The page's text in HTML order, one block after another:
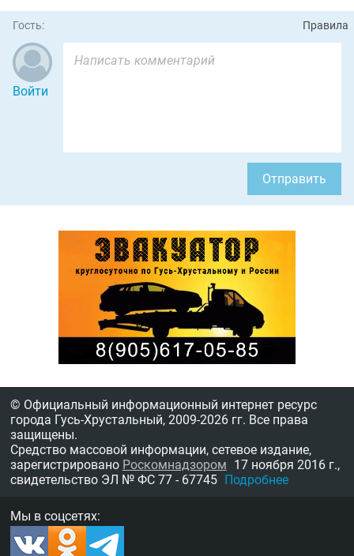
Гость: Правила
Войти
Отправить
© Официальный информационный интернет ресурс
города Гусь-Хрустальный, 2009-2026 гг. Все права
защищены.
Средство массовой информации, сетевое издание,
зарегистрировано Роскомнадзором 17 ноября 2016 г.,
свидетельство ЭЛ № ФС 77 - 67745 Подробнее
Мы в соцсетях: